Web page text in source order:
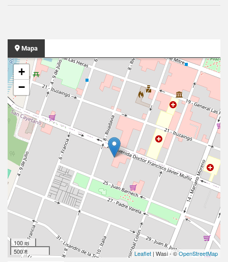
Mapa
+
−
100 m
500 ft
Leaflet | Wasi - ©OpenStreetMap